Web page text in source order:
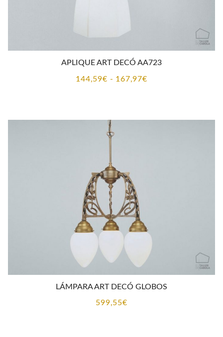
APLIQUE ART DECÓ AA723
144,59€ - 167,97€Rango
desde
LÁMPARA ART DECÓ GLOBOS
599,55€